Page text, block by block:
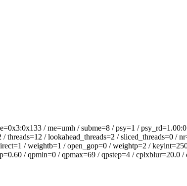
/ me=umh / subme=8 / psy=1 /
/ lookahead_threads=2 / sliced_threads=0 /
/ weightb=1 / open_gop=0 / weightp=2 /
/ qpmin=0 / qpmax=69 / qpstep=4 / cplxblur=20.0